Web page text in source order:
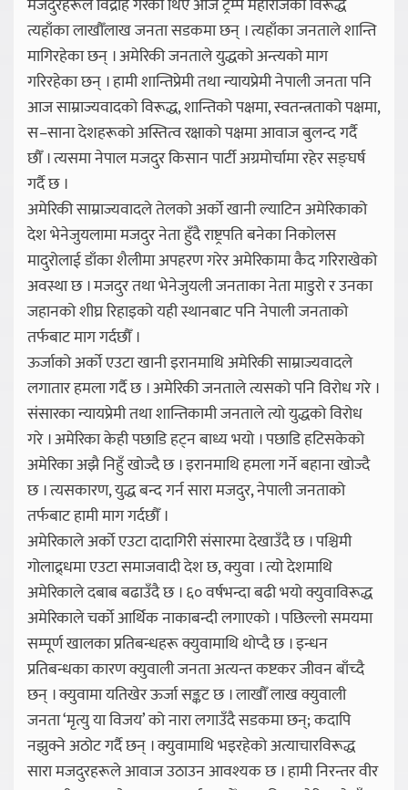
त्यहाँका लाखौँलाख जनता सडकमा छन् । त्यहाँका जनताले शान्ति
मागिरहेका छन् । अमेरिकी जनताले युद्धको अन्त्यको माग
गरिरहेका छन् । हामी शान्तिप्रेमी तथा न्यायप्रेमी नेपाली जनता पनि
आज साम्राज्यवादको विरूद्ध, शान्तिको पक्षमा, स्वतन्त्रताको पक्षमा,
स–साना देशहरूको अस्तित्व रक्षाको पक्षमा आवाज बुलन्द गर्दै
छौँ । त्यसमा नेपाल मजदुर किसान पार्टी अग्रमोर्चामा रहेर सङ्घर्ष
गर्दै छ ।
अमेरिकी साम्राज्यवादले तेलको अर्को खानी ल्याटिन अमेरिकाको
देश भेनेजुयलामा मजदुर नेता हुँदै राष्ट्रपति बनेका निकोलस
मादुरोलाई डाँका शैलीमा अपहरण गरेर अमेरिकामा कैद गरिराखेको
अवस्था छ । मजदुर तथा भेनेजुयली जनताका नेता माडुरो र उनका
जहानको शीघ्र रिहाइको यही स्थानबाट पनि नेपाली जनताको
तर्फबाट माग गर्दछौँ ।
ऊर्जाको अर्को एउटा खानी इरानमाथि अमेरिकी साम्राज्यवादले
लगातार हमला गर्दै छ । अमेरिकी जनताले त्यसको पनि विरोध गरे ।
संसारका न्यायप्रेमी तथा शान्तिकामी जनताले त्यो युद्धको विरोध
गरे । अमेरिका केही पछाडि हट्न बाध्य भयो । पछाडि हटिसकेको
अमेरिका अझै निहुँ खोज्दै छ । इरानमाथि हमला गर्ने बहाना खोज्दै
छ । त्यसकारण, युद्ध बन्द गर्न सारा मजदुर, नेपाली जनताको
तर्फबाट हामी माग गर्दछौँ ।
अमेरिकाले अर्को एउटा दादागिरी संसारमा देखाउँदै छ । पश्चिमी
गोलाद्र्धमा एउटा समाजवादी देश छ, क्युवा । त्यो देशमाथि
अमेरिकाले दबाब बढाउँदै छ । ६० वर्षभन्दा बढी भयो क्युवाविरूद्ध
अमेरिकाले चर्को आर्थिक नाकाबन्दी लगाएको । पछिल्लो समयमा
सम्पूर्ण खालका प्रतिबन्धहरू क्युवामाथि थोप्दै छ । इन्धन
प्रतिबन्धका कारण क्युवाली जनता अत्यन्त कष्टकर जीवन बाँच्दै
छन् । क्युवामा यतिखेर ऊर्जा सङ्कट छ । लाखौँ लाख क्युवाली
जनता ‘मृत्यु या विजय’ को नारा लगाउँदै सडकमा छन्; कदापि
नझुक्ने अठोट गर्दै छन् । क्युवामाथि भइरहेको अत्याचारविरूद्ध
सारा मजदुरहरूले आवाज उठाउन आवश्यक छ । हामी निरन्तर वीर